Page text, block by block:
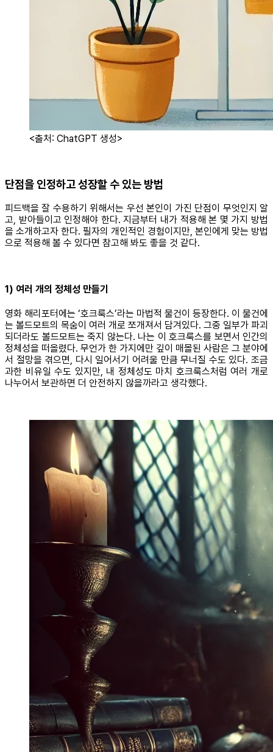
<출처: ChatGPT 생성>
단점을 인정하고 성장할 수 있는 방법
피드백을 잘 수용하기 위해서는 우선 본인이 가진 단점이 무엇인지 알
고, 받아들이고 인정해야 한다. 지금부터 내가 적용해 본 몇 가지 방법
을 소개하고자 한다. 필자의 개인적인 경험이지만, 본인에게 맞는 방법
으로 적용해 볼 수 있다면 참고해 봐도 좋을 것 같다.
1) 여러 개의 정체성 만들기
영화 해리포터에는 ‘호크룩스’라는 마법적 물건이 등장한다. 이 물건에
는 볼드모트의 목숨이 여러 개로 쪼개져서 담겨있다. 그중 일부가 파괴
되더라도 볼드모트는 죽지 않는다. 나는 이 호크룩스를 보면서 인간의
정체성을 떠올렸다. 무언가 한 가지에만 깊이 매몰된 사람은 그 분야에
서 절망을 겪으면, 다시 일어서기 어려울 만큼 무너질 수도 있다. 조금
과한 비유일 수도 있지만, 내 정체성도 마치 호크룩스처럼 여러 개로
나누어서 보관하면 더 안전하지 않을까라고 생각했다.